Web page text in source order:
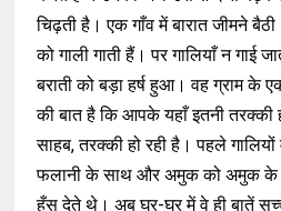
चिढ़ती है। एक गाँव में बारात जीमने
को गाली गाती हैं। पर गालियाँ न गाई
बराती को बड़ा हर्ष हुआ। वह ग्राम के
की बात है कि आपके यहाँ इतनी तरक्की
साहब, तरक्की हो रही है। पहले
फलानी के साथ और अमुक को अमुक के
हँस देते थे। अब घर-घर में वे ही बातें